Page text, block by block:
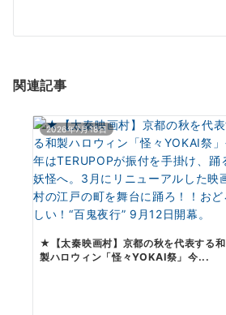
ョ
関連記事
2026年7月18日
★【太秦映画村】京都の秋を代表する和
製ハロウィン「怪々YOKAI祭」 今...